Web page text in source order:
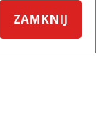
ZAMKNIJ